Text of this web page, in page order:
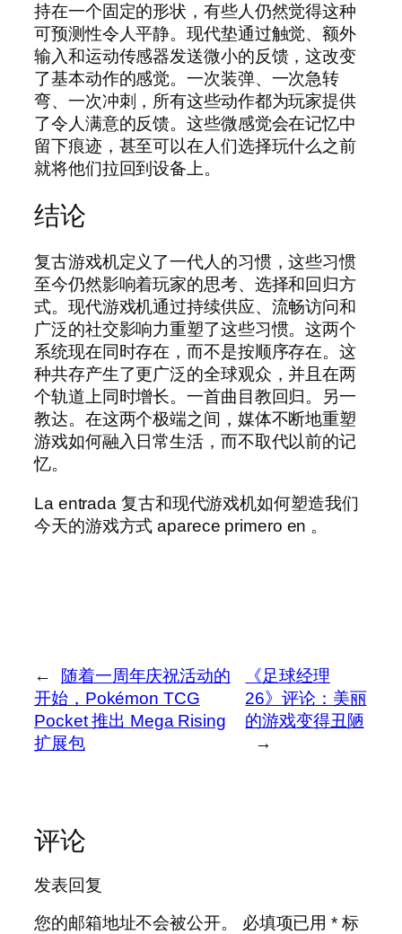
持在一个固定的形状，有些人仍然觉得这种
可预测性令人平静。现代垫通过触觉、额外
输入和运动传感器发送微小的反馈，这改变
了基本动作的感觉。一次装弹、一次急转
弯、一次冲刺，所有这些动作都为玩家提供
了令人满意的反馈。这些微感觉会在记忆中
留下痕迹，甚至可以在人们选择玩什么之前
就将他们拉回到设备上。
结论
复古游戏机定义了一代人的习惯，这些习惯
至今仍然影响着玩家的思考、选择和回归方
式。现代游戏机通过持续供应、流畅访问和
广泛的社交影响力重塑了这些习惯。这两个
系统现在同时存在，而不是按顺序存在。这
种共存产生了更广泛的全球观众，并且在两
个轨道上同时增长。一首曲目教回归。另一
教达。在这两个极端之间，媒体不断地重塑
游戏如何融入日常生活，而不取代以前的记
忆。
La entrada 复古和现代游戏机如何塑造我们
今天的游戏方式 aparece primero en 。
←
随着一周年庆祝活动的
开始，Pokémon TCG
Pocket 推出 Mega Rising
扩展包
《足球经理
26》评论：美丽
的游戏变得丑陋
→
评论
发表回复
您的邮箱地址不会被公开。
必填项已用* 标